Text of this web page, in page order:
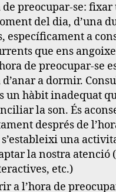
de preocupar-se: fixar
del dia, d’una
específicament a
que ens
de preocupar-se
a dormir.
un hàbit inadequat
la son. És
després de
una
la nostra atenció
etc.)
a l’hora de